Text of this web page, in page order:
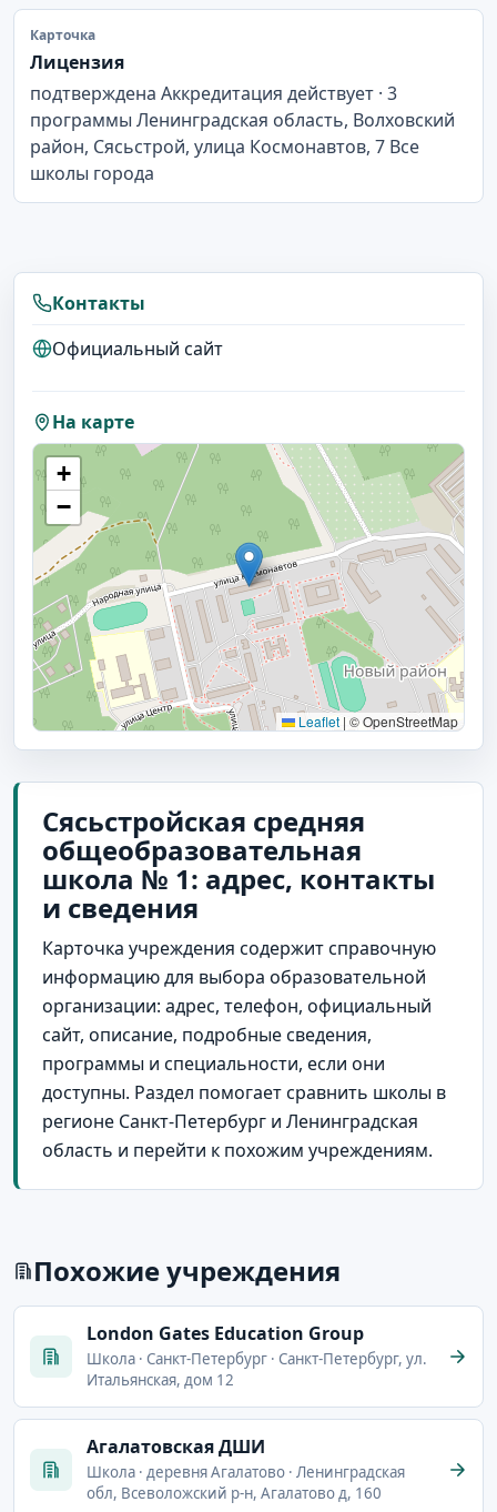
Карточка
Лицензия
подтверждена Аккредитация действует · 3
программы Ленинградская область, Волховский
район, Сясьстрой, улица Космонавтов, 7 Все
школы города
Контакты
Официальный сайт
На карте
+
−
Leaflet | © OpenStreetMap
Сясьстройская средняя
общеобразовательная
школа № 1: адрес, контакты
и сведения
Карточка учреждения содержит справочную
информацию для выбора образовательной
организации: адрес, телефон, официальный
сайт, описание, подробные сведения,
программы и специальности, если они
доступны. Раздел помогает сравнить школы в
регионе Санкт-Петербург и Ленинградская
область и перейти к похожим учреждениям.
Похожие учреждения
London Gates Education Group
Школа · Санкт-Петербург · Санкт-Петербург, ул.
Итальянская, дом 12
Агалатовская ДШИ
Школа · деревня Агалатово · Ленинградская
обл, Всеволожский р-н, Агалатово д, 160